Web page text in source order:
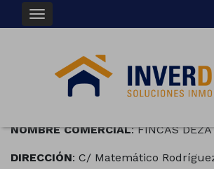
AVISO
NOMBRE COMERCIAL: FINCAS DEZA
DIRECCIÓN: C/ Matemático